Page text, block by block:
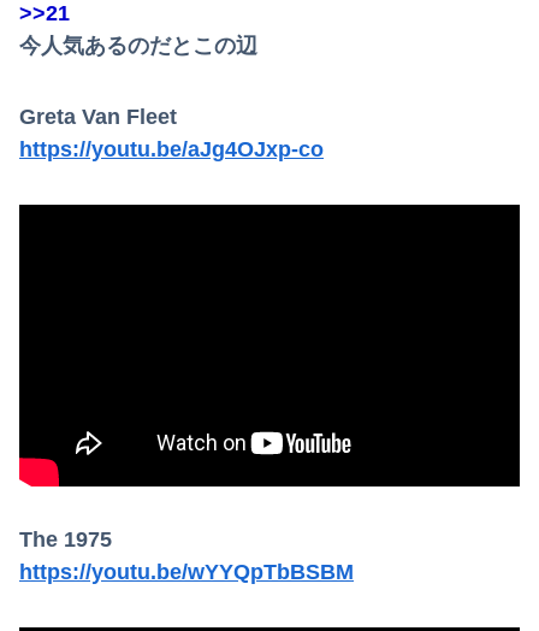
【朗報】むちむち女子バレー選手さん、脱いでしまう💕
>>21
今人気あるのだとこの辺
Greta Van Fleet
https://youtu.be/aJg4OJxp-co
The 1975
https://youtu.be/wYYQpTbBSBM